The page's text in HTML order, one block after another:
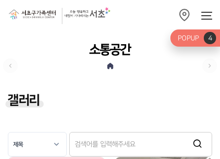
소통공간
갤러리
POPUP 4